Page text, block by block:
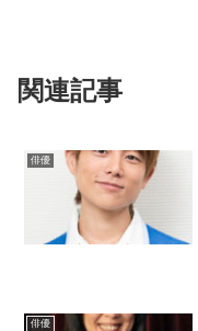
関連記事
俳優
俳優